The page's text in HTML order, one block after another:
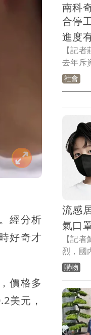
經分析
好奇才
價格多
美元，
南科
合停
進度
【記
去年斥
打造一
學醫院
片史前
調查
不至
社會
流感
氣口
【記
烈，國
翁耳鼻
行期尚
了落實
外，在
接觸傳
購物